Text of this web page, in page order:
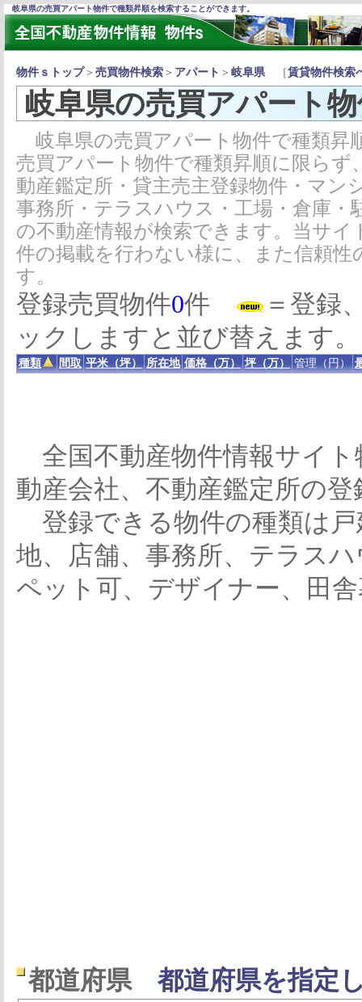
岐阜県の売買アパート物件で種類昇順を検索することができます。
物件ｓトップ＞ 売買物件検索 ＞ アパート ＞ 岐阜県［賃貸物件検索
岐阜県の売買アパート
岐阜県の売買アパート物件で種類昇
売買アパート物件で種類昇順に限らず
動産鑑定所・貸主売主登録物件・マン
事務所・テラスハウス・工場・倉庫
の不動産情報が検索できます。当サ
件の掲載を行わない様に、また信頼
す。
登録売買物件0件
＝登録
ックしますと並び替えます。
種類 間取 平米（坪） 所在地 価格（万） 坪（万） 管理（円）
全国不動産物件情報サイト
動産会社、不動産鑑定所の
登録できる物件の種類は
地、店舗、事務所、テラス
ペット可、デザイナー、田
都道府県 都道府県を指定